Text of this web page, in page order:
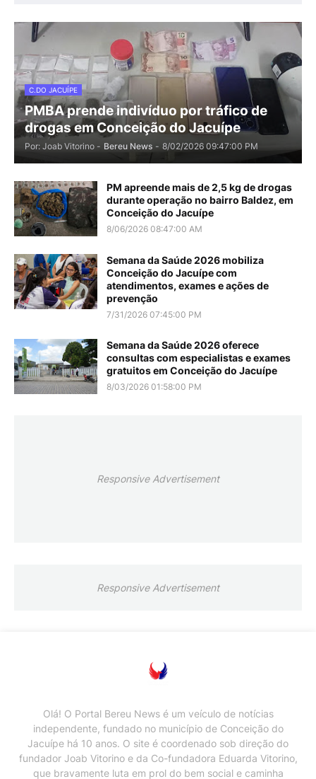
C.DO JACUÍPE
PMBA prende indivíduo por tráfico de
drogas em Conceição do Jacuípe
Por: Joab Vitorino - Bereu News - 8/02/2026 09:47:00 PM
PM apreende mais de 2,5 kg de drogas
durante operação no bairro Baldez, em
Conceição do Jacuípe
8/06/2026 08:47:00 AM
Semana da Saúde 2026 mobiliza
Conceição do Jacuípe com
atendimentos, exames e ações de
prevenção
7/31/2026 07:45:00 PM
Semana da Saúde 2026 oferece
consultas com especialistas e exames
gratuitos em Conceição do Jacuípe
8/03/2026 01:58:00 PM
Responsive Advertisement
Responsive Advertisement
Olá! O Portal Bereu News é um veículo de notícias
independente, fundado no município de Conceição do
Jacuípe há 10 anos. O site é coordenado sob direção do
fundador Joab Vitorino e da Co-fundadora Eduarda Vitorino,
que bravamente luta em prol do bem social e caminha